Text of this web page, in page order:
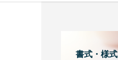
書式・様式